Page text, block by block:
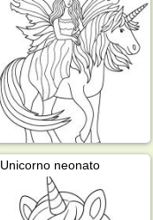
Unicorno neonato